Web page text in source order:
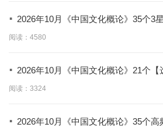
· 2026年10月《中国文化概论》35个3
分必背】
阅读：4580
· 2026年10月《中国文化概论》21个【
必学】
阅读：3324
· 2026年10月《中国文化概论》35个高